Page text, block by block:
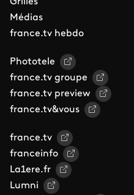
Médias
france.tv hebdo
Phototele
france.tv groupe
france.tv preview
france.tv&vous
france.tv
franceinfo
La1ere.fr
Lumni